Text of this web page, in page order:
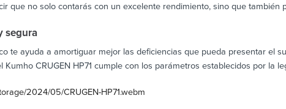
que no solo contarás con un excelente rendimiento, sino que también
segura
te ayuda a amortiguar mejor las deficiencias que pueda presentar el
Kumho CRUGEN HP71 cumple con los parámetros establecidos por la
2024/05/CRUGEN-HP71.webm